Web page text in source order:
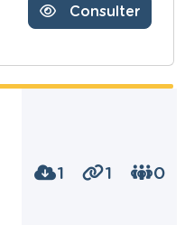
Consulter
1 1 0